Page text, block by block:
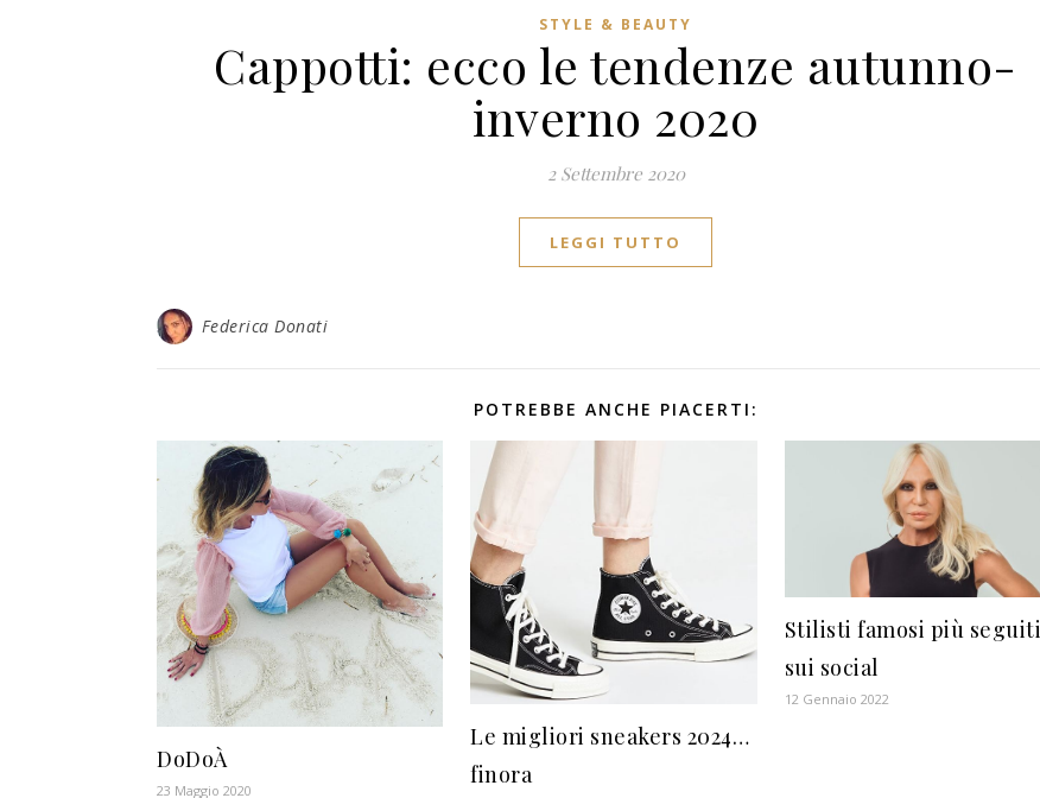
STYLE & BEAUTY
Cappotti: ecco le tendenze autunno-
inverno 2020
2 Settembre 2020
LEGGI TUTTO
Federica Donati
POTREBBE ANCHE PIACERTI:
DoDoÀ
23 Maggio 2020
Le migliori sneakers 2024…
finora
Stilisti famosi più seguiti
sui social
12 Gennaio 2022